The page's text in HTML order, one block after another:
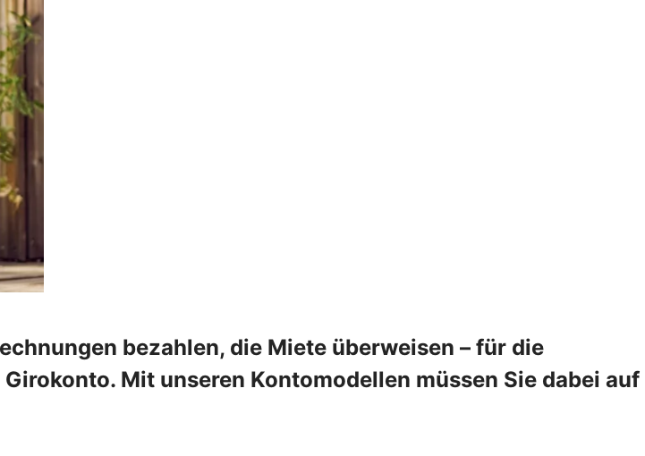
bezahlen, die Miete überweisen – für die
Mit unseren Kontomodellen müssen Sie dabei auf